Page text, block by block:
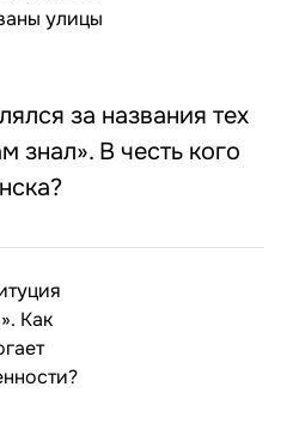
за названия тех
знал». В честь кого